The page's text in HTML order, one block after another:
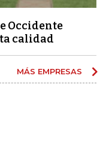
Occidente
calidad
MÁS EMPRESAS